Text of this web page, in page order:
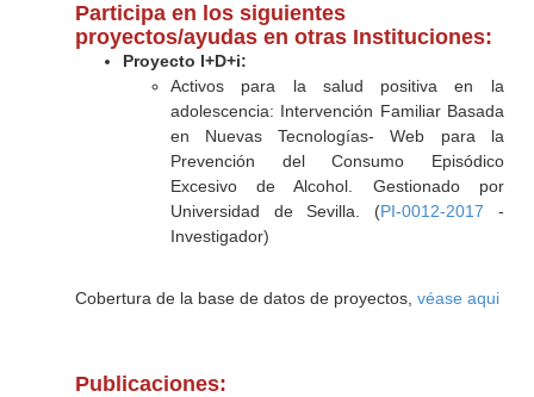
Participa en los siguientes
proyectos/ayudas en otras Instituciones:
Proyecto I+D+i:
Activos para la salud positiva en la
adolescencia: Intervención Familiar Basada
en Nuevas Tecnologías- Web para la
Prevención del Consumo Episódico
Excesivo de Alcohol. Gestionado por
Universidad de Sevilla. (PI-0012-2017 -
Investigador)
Cobertura de la base de datos de proyectos, véase aqui
Publicaciones: